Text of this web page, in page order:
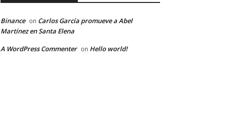
Binance on Carlos García promueve a Abel
Martínez en Santa Elena
A WordPress Commenter on Hello world!